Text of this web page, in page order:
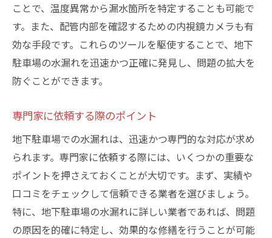
施設全体の防水プランニング
定期的な第三者点検の利点
コミュニティ全体での協力体制
品川区の地下駐車場で水漏れを発見した際の迅
初期対応手順と役割分担
専門業者への連絡方法
被害を最小限に抑える応急処置
報告書作成と関係者への報告
修繕計画の立案と実行
再発防止に向けた改善策の導入
ことで、温度異常から漏水箇所を特定することも可能で
す。また、配管内部を確認するための内視鏡カメラも有
効な手段です。これらのツールを駆使することで、地下
駐車場の水漏れを迅速かつ正確に発見し、問題の拡大を
防ぐことができます。
専門家に依頼する際のポイント
地下駐車場での水漏れは、迅速かつ専門的な対応が求め
られます。専門家に依頼する際には、いくつかの重要な
ポイントを押さえておくことが大切です。まず、実績や
口コミをチェックして信頼できる業者を選びましょう。
特に、地下駐車場の水漏れに詳しい業者であれば、問題
の原因を的確に特定し、効果的な修繕を行うことが可能